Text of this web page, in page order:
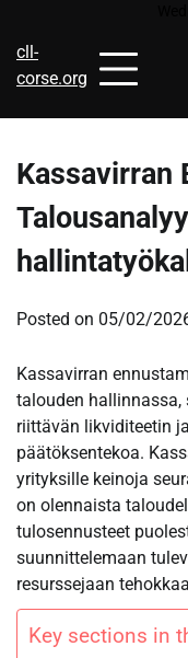
content
cll-
corse.org
Kassavirran
Posted on 05/02/
Kassavirran
talouden
riittävän likviditeetin
päätöksentekoa.
yrityksille keinoja
on olennaista
tulosennusteet
suunnittelemaan
resurssejaan
Key sections in